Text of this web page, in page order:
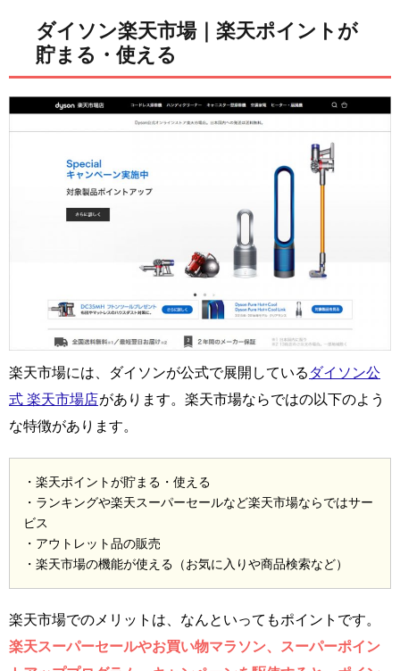
ダイソン楽天市場｜楽天ポイントが
貯まる・使える
楽天市場には、ダイソンが公式で展開している ダイソン公
式 楽天市場店があります。楽天市場ならではの以下のよう
な特徴があります。
・楽天ポイントが貯まる・使える
・ランキングや楽天スーパーセールなど楽天市場ならではサー
ビス
・アウトレット品の販売
・楽天市場の機能が使える（お気に入りや商品検索など）
楽天市場でのメリットは、なんといってもポイントです。
楽天スーパーセールやお買い物マラソン、スーパーポイン